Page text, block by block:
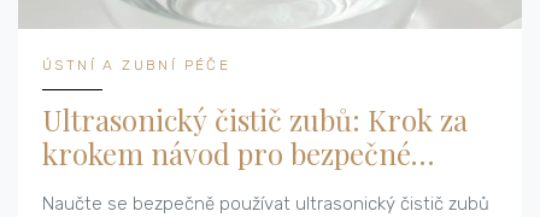
ÚSTNÍ A ZUBNÍ PÉČE
Ultrasonický čistič zubů: Krok za
krokem návod pro bezpečné
čištění doma
Naučte se bezpečně používat ultrasonický čistič zubů